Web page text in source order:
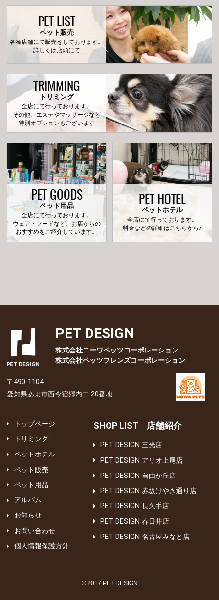
PET LIST
ペット販売
各種店舗にて販売をしております。
詳しくは店頭にて
TRIMMING
トリミング
全店にて行っております。
その他、エステやマッサージなど
特別オプションもございます
PET GOODS
ペット用品
全店にて行っております。
ウェア・フードなど、お店からの
おすすめをご紹介しています。
PET HOTEL
ペットホテル
全店にて行っております。
料金などの詳細はこちらから♪
PET DESIGN
株式会社コーワペッツコーポレーション
株式会社ペッツフレンズコーポレーション
〒490-1104
愛知県あま市西今宿郷内二 20番地
トップページ
トリミング
ペットホテル
ペット販売
ペット用品
アルバム
お知らせ
お問い合わせ
個人情報保護方針
SHOP LIST 店舗紹介
PET DESIGN 三光店
PET DESIGN アリオ上尾店
PET DESIGN 自由が丘店
PET DESIGN 赤坂けやき通り店
PET DESIGN 長久手店
PET DESIGN 春日井店
PET DESIGN 名古屋みなと店
© 2017 PET DESIGN